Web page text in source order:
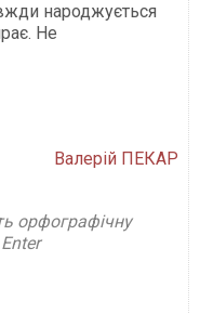
народжується
Не
Валерій ПЕКАР
орфографічну